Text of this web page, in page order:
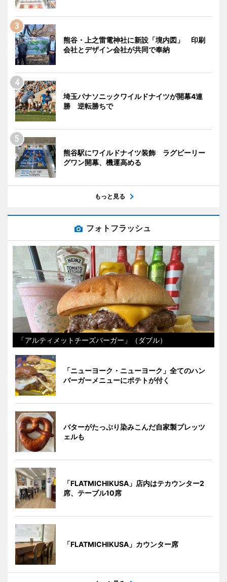
熊谷・上之雷電神社に新設「境内図」 印刷
会社とデザイン会社が共同で奉納
埼玉パナソニックワイルドナイツが開幕4連
勝 逆転勝ちで
熊谷駅にワイルドナイツ装飾 ラグビーリー
グワン開幕、機運高める
もっと見る
フォトフラッシュ
「アルティメットチーズバーガー」（ダブル）
「ニューヨーク・ニューヨーク」全てのハン
バーガーメニューにポテトが付く
バターがたっぷり染みこんだ自家製プレッツ
ェルも
「FLATMICHIKUSA」店内はテカウンター2
席、テーブル10席
「FLATMICHIKUSA」カウンター席